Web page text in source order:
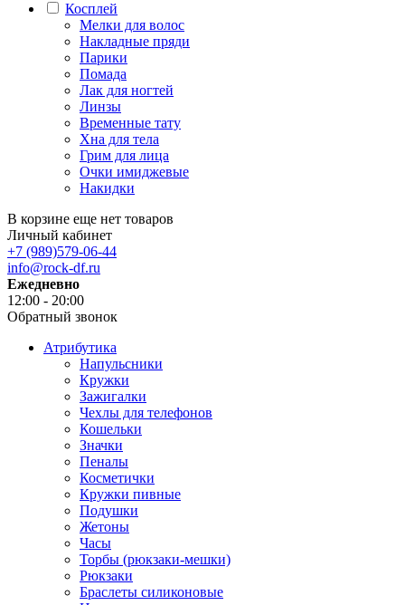
Косплей
Мелки для волос
Накладные пряди
Парики
Помада
Лак для ногтей
Линзы
Временные тату
Хна для тела
Грим для лица
Очки имиджевые
Накидки
В корзине еще нет товаров
Личный кабинет
+7 (989)579-06-44
info@rock-df.ru
Ежедневно
12:00 - 20:00
Обратный звонок
Атрибутика
Напульсники
Кружки
Зажигалки
Чехлы для телефонов
Кошельки
Значки
Пеналы
Косметички
Кружки пивные
Подушки
Жетоны
Часы
Торбы (рюкзаки-мешки)
Рюкзаки
Браслеты силиконовые